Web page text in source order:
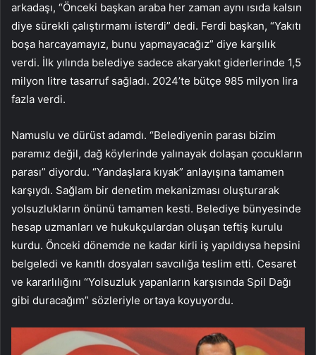
arkadaşı, “Önceki başkan araba her zaman aynı ısıda kalsın
diye sürekli çalıştırmamı isterdi” dedi. Ferdi başkan, “Yakıtı
boşa harcayamayız, bunu yapmayacağız” diye karşılık
verdi. İlk yılında belediye sadece akaryakıt giderlerinde 1,5
milyon litre tasarruf sağladı. 2024’te bütçe 985 milyon lira
fazla verdi.
Namuslu ve dürüst adamdı. “Belediyenin parası bizim
paramız değil, dağ köylerinde yalınayak dolaşan çocukların
parası” diyordu. “Yandaşlara kıyak” anlayışına tamamen
karşıydı. Sağlam bir denetim mekanizması oluşturarak
yolsuzlukların önünü tamamen kesti. Belediye bünyesinde
hesap uzmanları ve hukukçulardan oluşan teftiş kurulu
kurdu. Önceki dönemde ne kadar kirli iş yapıldıysa hepsini
belgeledi ve kanıtlı dosyaları savcılığa teslim etti. Cesaret
ve kararlılığını “Yolsuzluk yapanların karşısında Spil Dağı
gibi duracağım” sözleriyle ortaya koyuyordu.